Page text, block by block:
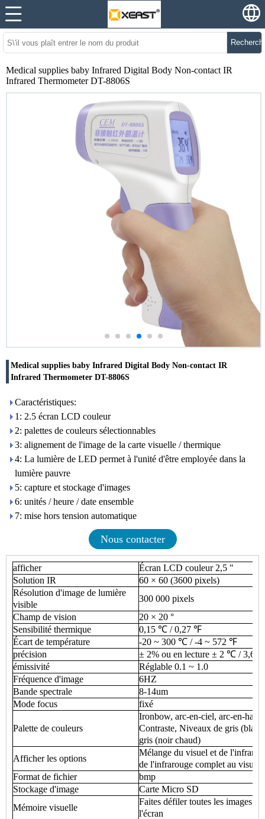
Medical supplies baby Infrared Digital Body Non-contact IR
Infrared Thermometer DT-8806S
Medical supplies baby Infrared Digital Body Non-contact IR
Infrared Thermometer DT-8806S
Caractéristiques:
1: 2.5 écran LCD couleur
2: palettes de couleurs sélectionnables
3: alignement de l'image de la carte visuelle / thermique
4: La lumière de LED permet à l'unité d'être employée dans la
lumière pauvre
5: capture et stockage d'images
6: unités / heure / date ensemble
7: mise hors tension automatique
Nous contacter
afficher
Écran LCD couleur 2,5 "
Solution IR
60 × 60 (3600 pixels)
Résolution d'image de lumière
visible
300 000 pixels
Champ de vision
20 × 20 °
Sensibilité thermique
0,15 ℃ / 0,27 ℉
Écart de température
-20 ~ 300 ℃ / -4 ~ 572 ℉
précision
± 2% ou en lecture ± 2 ℃ / 3,6 ℉
émissivité
Réglable 0.1 ~ 1.0
Fréquence d'image
6HZ
Bande spectrale
8-14um
Mode focus
fixé
Palette de couleurs
Ironbow, arc-en-ciel, arc-en-haut
Contraste, Niveaux de gris
gris (noir chaud)
Afficher les options
Mélange du visuel et de
de l'infrarouge complet au visuel
Format de fichier
bmp
Stockage d'image
Carte Micro SD
Mémoire visuelle
Faites défiler toutes les images
l'écran